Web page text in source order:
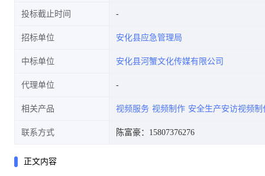
投标截止时间
招标单位 安化县应急管理局
中标单位 安化县河蟹文化传媒有限公司
代理单位
相关产品 视频服务 视频制作 安全生产安访视频制
联系方式 陈富豪：15807376276
正文内容